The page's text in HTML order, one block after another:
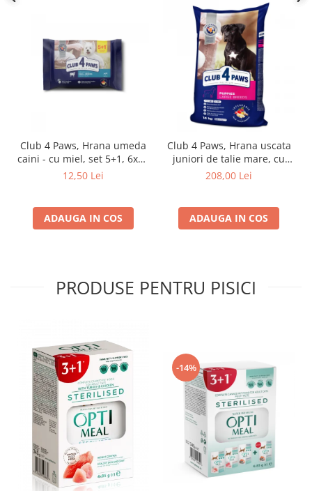
Club 4 Paws, Hrana umeda
caini - cu miel, set 5+1, 6x80
g
12,50 Lei
ADAUGA IN COS
Club 4 Paws, Hrana uscata
juniori de talie mare, cu
pui, 14kg
208,00 Lei
ADAUGA IN COS
PRODUSE PENTRU PISICI
-14%